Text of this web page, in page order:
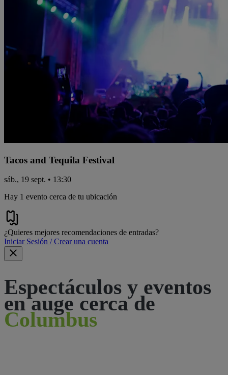
Tacos and Tequila Festival
sáb., 19 sept. • 13:30
Hay 1 evento cerca de tu ubicación
¿Quieres mejores recomendaciones de entradas?
Iniciar Sesión / Crear una cuenta
Espectáculos y eventos
en auge cerca de
Columbus